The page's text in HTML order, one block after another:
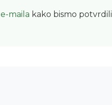
e-maila kako bismo potvrdili